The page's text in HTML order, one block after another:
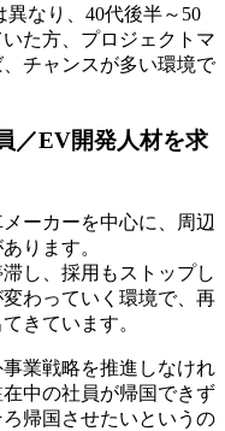
なり、40代後半～50
た方、プロジェクトマ
チャンスが多い環境で
／EV開発人材を求
ーカーを中心に、周辺
ります。
し、採用もストップし
わっていく環境で、再
きています。
業戦略を推進しなけれ
中の社員が帰国できず
帰国させたいというの